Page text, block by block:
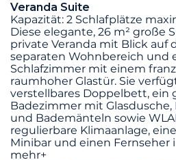
Veranda Suite
Kapazität: 2 Schlafplätze
Diese elegante, 26 m² große
private Veranda mit Blick auf
separaten Wohnbereich und
Schlafzimmer mit einem
raumhoher Glastür. Sie
verstellbares Doppelbett, ein
Badezimmer mit
und Bademänteln sowie
regulierbare Klimaanlage,
Minibar und einen Fernseher
mehr+